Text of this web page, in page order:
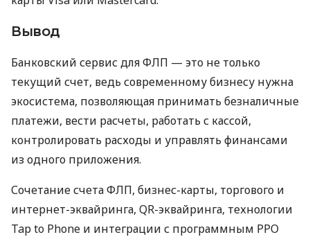
Вывод
Банковский сервис для ФЛП — это не только
текущий счет, ведь современному бизнесу нужна
экосистема, позволяющая принимать безналичные
платежи, вести расчеты, работать с кассой,
контролировать расходы и управлять финансами
из одного приложения.
Сочетание счета ФЛП, бизнес-карты, торгового и
интернет-эквайринга, QR-эквайринга, технологии
Tap to Phone и интеграции с программным РРО